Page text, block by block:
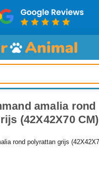
amalia rond
(42X42X70 CM)